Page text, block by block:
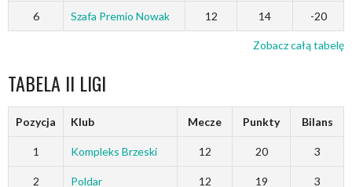
6 Szafa Premio Nowak 12 14 -20
Zobacz całą tabelę
TABELA II LIGI
Pozycja Klub Mecze Punkty Bilans
1 Kompleks Brzeski 12 20 3
2 Poldar 12 19 3